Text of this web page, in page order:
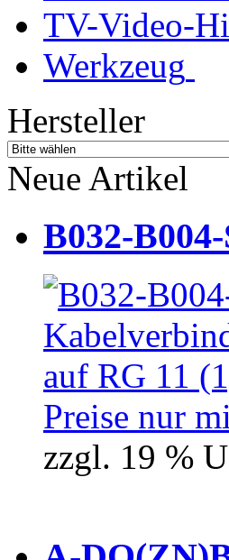
TV-Video-
Werkzeug
Hersteller
Neue Artikel
B032-
Preise nur
zzgl. 19 %